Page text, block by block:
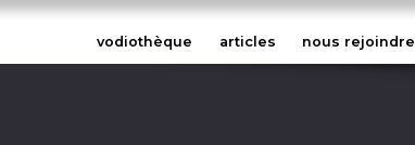
vodiothèque articles nous rejoindre